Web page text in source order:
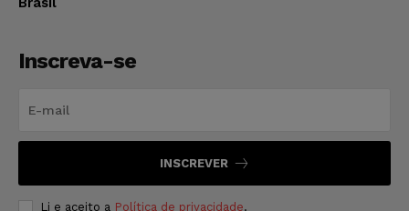
Inscreva-se
INSCREVER
Li e aceito a Política de privacidade.